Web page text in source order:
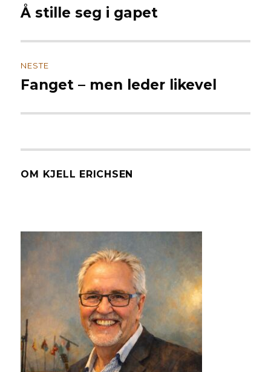
Forrige
Å stille seg i gapet
NESTE
Neste
Fanget – men leder likevel
OM KJELL ERICHSEN